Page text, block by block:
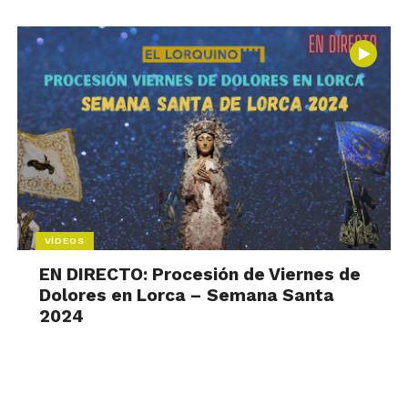
VÍDEOS
EN DIRECTO: Procesión de Viernes de
Dolores en Lorca – Semana Santa
2024